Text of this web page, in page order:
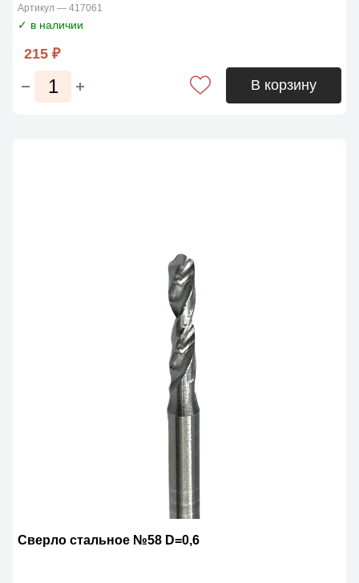
Артикул — 417061
✓ в наличии
215 ₽
В корзину
Сверло стальное №58 D=0,6